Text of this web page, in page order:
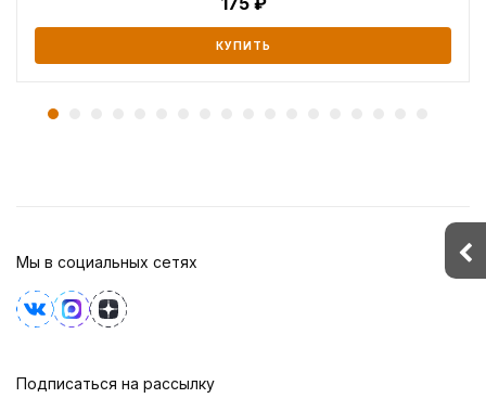
КУПИТЬ
Мы в социальных сетях
Подписаться на рассылку